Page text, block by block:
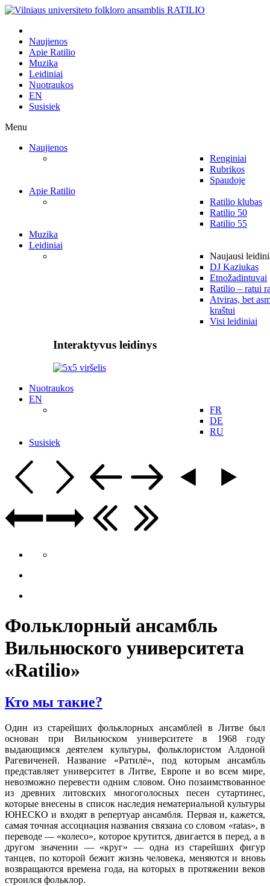
Naujienos
Apie Ratilio
Muzika
Leidiniai
Nuotraukos
EN
Susisiek
Menu
Naujienos
Renginiai
Rubrikos
Spaudoje
Apie Ratilio
Ratilio klubas
Ratilio 50
Ratilio 55
Muzika
Leidiniai
Naujausi
DJ Kaziukas
Etnožadintuvai
Ratilio – ratui
Atviras, bet
kraštui
Visi leidiniai
Interaktyvus leidinys
Nuotraukos
EN
FR
DE
RU
Susisiek
Фольклорный ансамбль
Вильнюского университета
«Ratilio»
Кто мы такие?
Один из старейших фольклорных ансамблей в Литве был
основан при Вильнюском университете в 1968 году
выдающимся деятелем культуры, фольклористом Алдоной
Рагевиченей. Название «Ратилё», под которым ансамбль
представляет университет в Литве, Европе и во всем мире,
невозможно перевести одним словом. Оно позаимствованное
из древних литовских многоголосных песен сутартинес,
которые внесены в список наследия нематериальной культуры
ЮНЕСКО и входят в репертуар ансамбля. Первая и, кажется,
самая точная ассоциация названия связана со словом «ratas», в
переводе — «колесо», которое крутится, двигается в перед, а в
другом значении — «круг» — одна из старейших фигур
танцев, по которой бежит жизнь человека, меняются и вновь
возвращаются времена года, на которых в протяжении веков
строился фольклор.